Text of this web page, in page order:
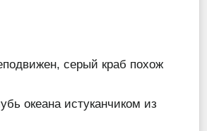
серый краб похож
океана истуканчиком из